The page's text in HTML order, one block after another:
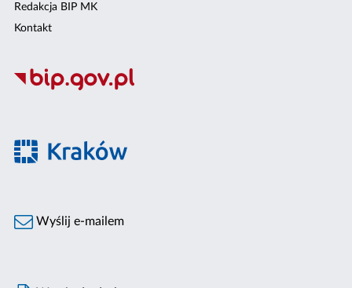
Redakcja BIP MK
Kontakt
Wyślij e-mailem